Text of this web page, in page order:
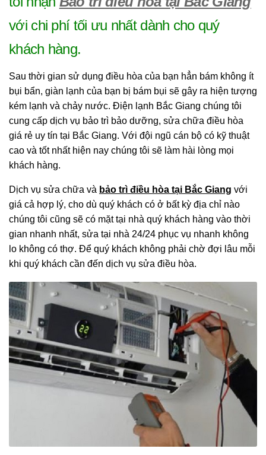
với chi phí tối ưu nhất dành cho quý
khách hàng.
Sau thời gian sử dụng điều hòa của bạn hẳn bám không ít
bụi bẩn, giàn lạnh của bạn bị bám bụi sẽ gây ra hiện tượng
kém lạnh và chảy nước. Điện lạnh Bắc Giang chúng tôi
cung cấp dịch vụ bảo trì bảo dưỡng, sửa chữa điều hòa
giá rẻ uy tín tại Bắc Giang. Với đội ngũ cán bộ có kỹ thuật
cao và tốt nhất hiện nay chúng tôi sẽ làm hài lòng mọi
khách hàng.
Dịch vụ sửa chữa và bảo trì điều hòa tại Bắc Giang với
giá cả hợp lý, cho dù quý khách có ở bất kỳ địa chỉ nào
chúng tôi cũng sẽ có mặt tại nhà quý khách hàng vào thời
gian nhanh nhất, sửa tại nhà 24/24 phục vụ nhanh không
lo không có thợ. Để quý khách không phải chờ đợi lâu mỗi
khi quý khách cần đến dịch vụ sửa điều hòa.